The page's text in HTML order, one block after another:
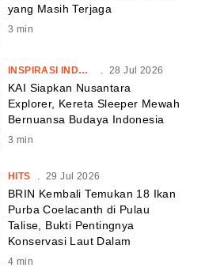
yang Masih Terjaga
3 min
INSPIRASI INDONESIA . 28 Jul 2026
KAI Siapkan Nusantara
Explorer, Kereta Sleeper Mewah
Bernuansa Budaya Indonesia
3 min
HITS . 29 Jul 2026
BRIN Kembali Temukan 18 Ikan
Purba Coelacanth di Pulau
Talise, Bukti Pentingnya
Konservasi Laut Dalam
4 min